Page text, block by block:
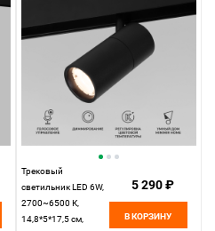
Трековый
светильник LED 6W,
2700~6500 К,
14,8*5*17,5 см,
5 290 ₽
В КОРЗИНУ